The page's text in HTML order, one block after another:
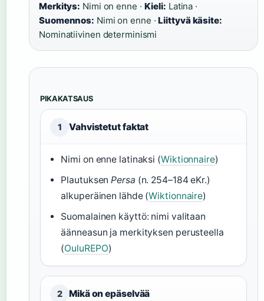
Merkitys: Nimi on enne · Kieli: Latina ·
Suomennos: Nimi on enne ·Liittyvä käsite:
Nominatiivinen determinismi
PIKAKATSAUS
1 Vahvistetut faktat
Nimi on enne latinaksi (Wiktionnaire)
PlautuksenPersa (n. 254–184 eKr.)
alkuperäinen lähde (Wiktionnaire)
Suomalainen käyttö: nimi valitaan
äänneasun ja merkityksen perusteella
(OuluREPO)
2 Mikä on epäselvää